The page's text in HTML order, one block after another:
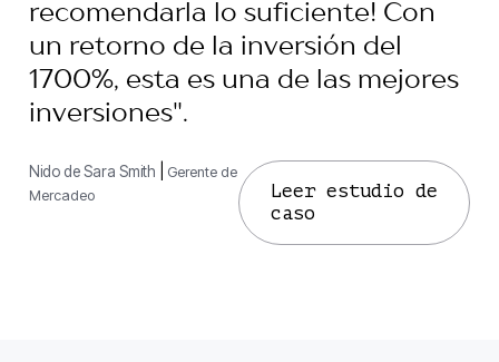
recomendarla lo suficiente! Con
un retorno de la inversión del
1700%, esta es una de las mejores
inversiones".
Nido de Sara Smith
Gerente de
Mercadeo
Leer estudio de
caso